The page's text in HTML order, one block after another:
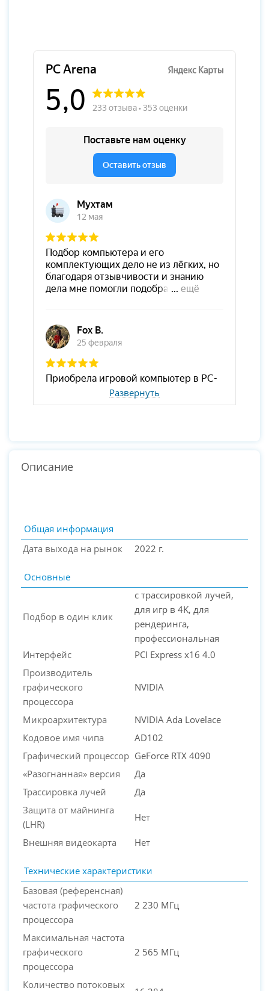
PC-Arena на карте Москвы — Яндекс Карты
Развернуть
Описание
Общая информация
Дата выхода на рынок
2022 г.
Основные
Подбор в один клик
с трассировкой лучей,
для игр в 4K, для
рендеринга,
профессиональная
Интерфейс
PCI Express x16 4.0
Производитель
графического
процессора
NVIDIA
Микроархитектура
NVIDIA Ada Lovelace
Кодовое имя чипа
AD102
Графический процессор GeForce RTX 4090
«Разогнанная» версия
Да
Трассировка лучей
Да
Защита от майнинга
(LHR)
Нет
Внешняя видеокарта Нет
Технические характеристики
Базовая (референсная)
частота графического
процессора
2 230 МГц
Максимальная частота
графического
процессора
2 565 МГц
Количество потоковых